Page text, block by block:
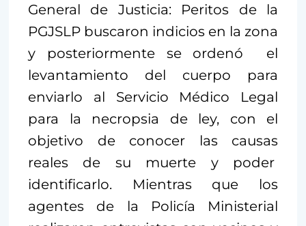
General de Justicia: Peritos de la
PGJSLP buscaron indicios en la zona
y posteriormente se ordenó el
levantamiento del cuerpo para
enviarlo al Servicio Médico Legal
para la necropsia de ley, con el
objetivo de conocer las causas
reales de su muerte y poder
identificarlo. Mientras que los
agentes de la Policía Ministerial